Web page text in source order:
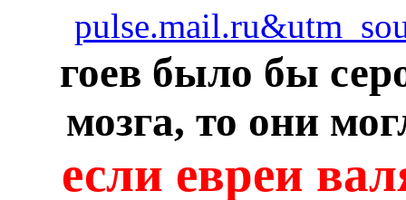
гоев было бы
мозга, то они
если евреи